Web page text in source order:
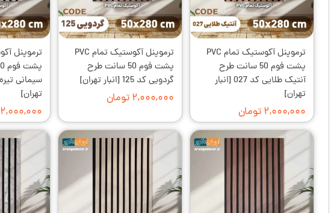
ترموپنل آکوستیک تمام PVC
پشت فوم 50 سانت طرح
آنتیک طلایی کد 027 [انبار
تهران]
۲,۰۰۰,۰۰۰ تومان
ترموپنل آکوستیک تمام PVC
پشت فوم 50 سانت طرح
گردویی کد 125 [انبار تهران]
۲,۰۰۰,۰۰۰ تومان
تهران]
۲,۰۰۰,۰۰۰ تومان